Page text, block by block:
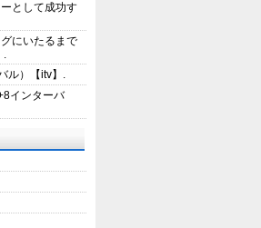
として成功す
にいたるまで
.
ル）【itv】.
インターバ